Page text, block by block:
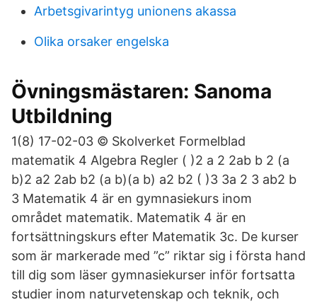
Arbetsgivarintyg unionens akassa
Olika orsaker engelska
Övningsmästaren: Sanoma
Utbildning
1(8) 17-02-03 © Skolverket Formelblad
matematik 4 Algebra Regler ( )2 a 2 2ab b 2 (a
b)2 a2 2ab b2 (a b)(a b) a2 b2 ( )3 3a 2 3 ab2 b
3 Matematik 4 är en gymnasiekurs inom
området matematik. Matematik 4 är en
fortsättningskurs efter Matematik 3c. De kurser
som är markerade med ”c” riktar sig i första hand
till dig som läser gymnasiekurser inför fortsatta
studier inom naturvetenskap och teknik, och